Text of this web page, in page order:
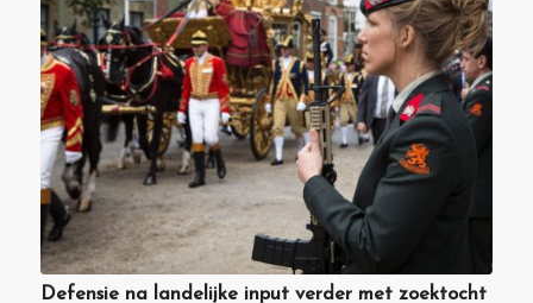
Defensie na landelijke input verder met zoektocht